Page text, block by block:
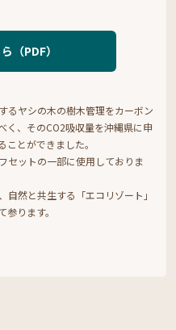
（PDF）
るヤシの木の樹木管理をカーボン
く、そのCO2吸収量を沖縄県に申
とができました。
セットの一部に使用しておりま
然と共生する「エコリゾート」
ります。